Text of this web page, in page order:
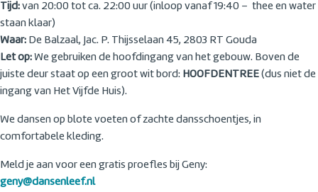
Tijd: van 20:00 tot ca. 22:00 uur (inloop vanaf 19:40 – thee en water
staan klaar)
Waar: De Balzaal, Jac. P. Thijsselaan 45, 2803 RT Gouda
Let op: We gebruiken de hoofdingang van het gebouw. Boven de
juiste deur staat op een groot wit bord: HOOFDENTREE (dus niet de
ingang van Het Vijfde Huis).
We dansen op blote voeten of zachte dansschoentjes, in
comfortabele kleding.
Meld je aan voor een gratis proefles bij Geny:
geny@dansenleef.nl